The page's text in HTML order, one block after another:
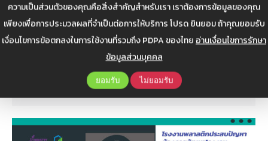
ความเป็นส่วนตัวของคุณคือสิ่งสำคัญสำหรับเรา เราต้องการข้อมูลของคุณ
เพียงเพื่อการประมวลผลที่จำเป็นต่อการให้บริการ โปรด ยินยอม ถ้าคุณยอมรับ
เงื่อนไขการข้อตกลงในการใช้งานที่รวมถึง PDPA ของไทยอ่านเงื่อนไขการรักษา
ข้อมูลส่วนบุคคล
ยอมรับ ไม่ยอมรับ
แกร่ง SMEs ไทย ให้ดีพร้อม”
ข่าวสารประชาสัมพันธ์
Web Admin
กรกฎาคม 13, 2023
DIPROM ผนึกกำลัง SME D Bank เสริมแกร่งผู้ประกอบการ